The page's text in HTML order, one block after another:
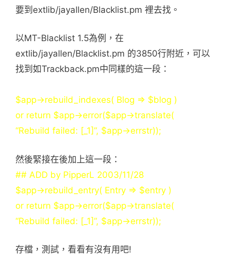
要到extlib/jayallen/Blacklist.pm 裡去找。
以MT-Blacklist 1.5為例，在
extlib/jayallen/Blacklist.pm 的3850行附近，可以
找到如Trackback.pm中同樣的這一段：
$app->rebuild_indexes( Blog => $blog )
or return $app->error($app->translate(
“Rebuild failed: [_1]”, $app->errstr));
然後緊接在後加上這一段：
## ADD by PipperL 2003/11/28
$app->rebuild_entry( Entry => $entry )
or return $app->error($app->translate(
“Rebuild failed: [_1]”, $app->errstr));
存檔，測試，看看有沒有用吧!